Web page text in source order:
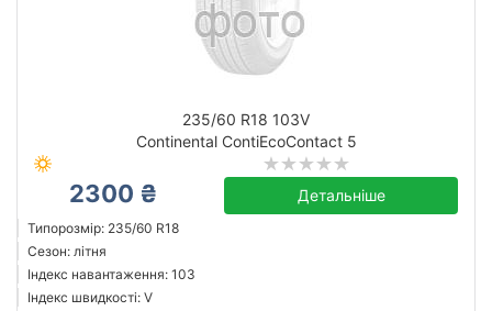
235/60 R18 103V
Continental ContiEcoContact 5
2300 ₴ Детальніше
Типорозмір: 235/60 R18
Сезон: літня
Індекс навантаження: 103
Індекс швидкості: V